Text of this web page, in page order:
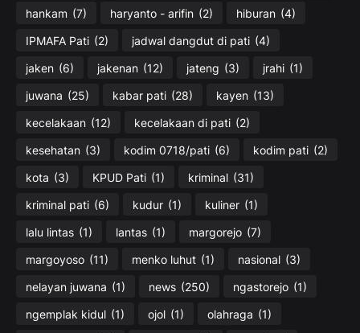
hankam (7) haryanto - arifin (2) hiburan (4)
IPMAFA Pati (2) jadwal dangdut di pati (4)
jaken (6) jakenan (12) jateng (3) jrahi (1)
juwana (25) kabar pati (28) kayen (13)
kecelakaan (12) kecelakaan di pati (2)
kesehatan (3) kodim 0718/pati (6) kodim pati (2)
kota (3) KPUD Pati (1) kriminal (31)
kriminal pati (6) kudur (1) kuliner (1)
lalu lintas (1) lantas (1) margorejo (7)
margoyoso (11) menko luhut (1) nasional (3)
nelayan juwana (1) news (250) ngastorejo (1)
ngemplak kidul (1) ojol (1) olahraga (1)